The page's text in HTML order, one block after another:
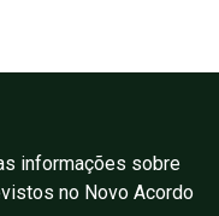
informações sobre
no Novo Acordo